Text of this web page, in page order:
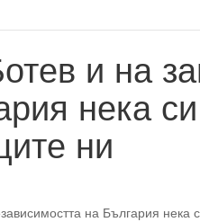
и на
нека
ни
на България